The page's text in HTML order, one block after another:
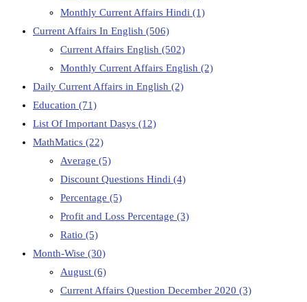
Monthly Current Affairs Hindi (1)
Current Affairs In English (506)
Current Affairs English (502)
Monthly Current Affairs English (2)
Daily Current Affairs in English (2)
Education (71)
List Of Important Dasys (12)
MathMatics (22)
Average (5)
Discount Questions Hindi (4)
Percentage (5)
Profit and Loss Percentage (3)
Ratio (5)
Month-Wise (30)
August (6)
Current Affairs Question December 2020 (3)